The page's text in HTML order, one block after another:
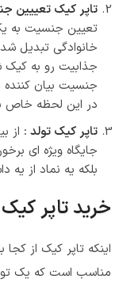
تاپر کیک تعییین
تعیین جنسیت به
خانوادگی تبدیل
جذابیت رو به کیک
جنسیت بیان
در این لحظه خاص
تاپر کیک تولد : از
جایگاه ویژه ای
بلکه یه نماد از
خرید تاپر
اینکه تاپر کیک از
مناسب است که یک